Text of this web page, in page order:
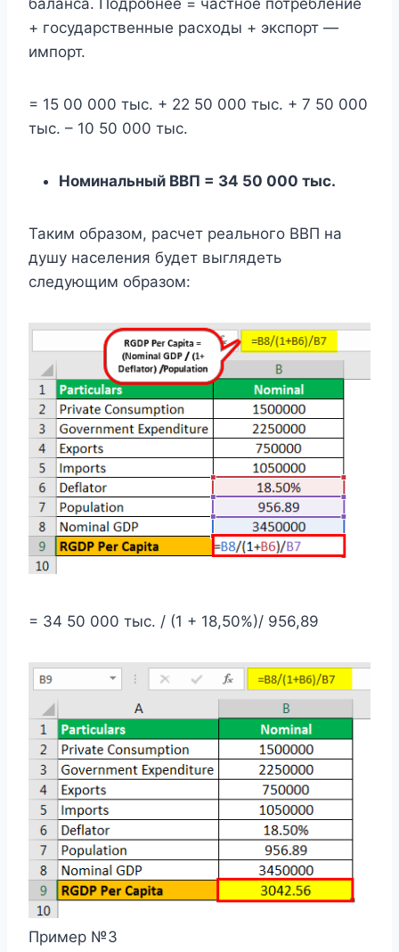
+ государственные расходы + экспорт —
импорт.
= 15 00 000 тыс. + 22 50 000 тыс. + 7 50 000
тыс. – 10 50 000 тыс.
Номинальный ВВП = 34 50 000 тыс.
Таким образом, расчет реального ВВП на
душу населения будет выглядеть
следующим образом:
= 34 50 000 тыс. / (1 + 18,50%)/ 956,89
Пример №3